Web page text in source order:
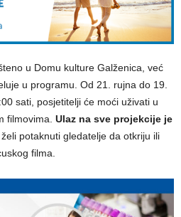
u Domu kulture Galženica, već
u programu. Od 21. rujna do 19.
sati, posjetitelji će moći uživati u
filmovima. Ulaz na sve projekcije je
potaknuti gledatelje da otkriju ili
filma.